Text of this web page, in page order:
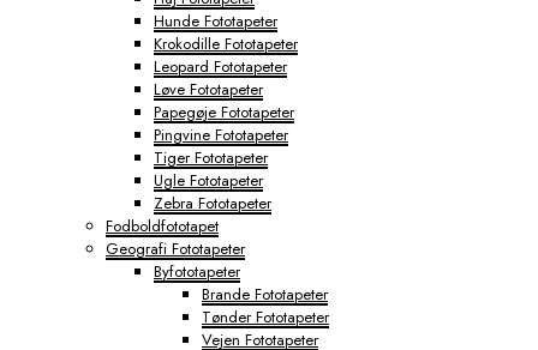
Hunde Fototapeter
Krokodille Fototapeter
Leopard Fototapeter
Løve Fototapeter
Papegøje Fototapeter
Pingvine Fototapeter
Tiger Fototapeter
Ugle Fototapeter
Zebra Fototapeter
Fodboldfototapet
Geografi Fototapeter
Byfototapeter
Brande Fototapeter
Tønder Fototapeter
Vejen Fototapeter